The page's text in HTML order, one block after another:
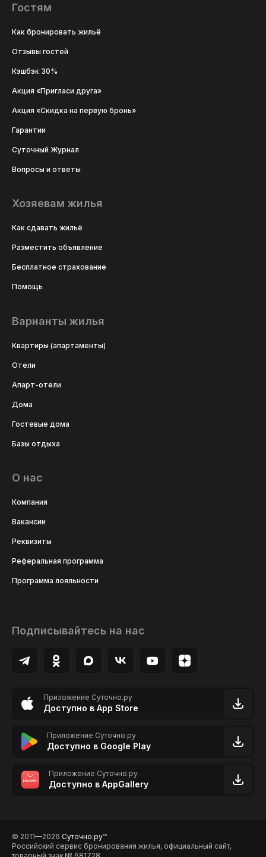
Гостям
Как бронировать жильё
Отзывы гостей
Кэшбэк 30%
Акция «Пригласи друга»
Акция «Скидка на первую бронь»
Гарантии
Суточный Журнал
Вопросы и ответы
Хозяевам жилья
Как сдавать жильё
Разместить объявление
Бесплатное страхование
Помощь
Варианты жилья
Квартиры (апартаменты)
Отели
Апарт-отели
Дома
Гостевые дома
Базы отдыха
О нас
Компания
Вакансии
Реквизиты
Реферальная программа
Программа лояльности
Подписывайтесь на нас
Приложение Суточно.ру
Доступно в App Store
Приложение Суточно.ру
Доступно в Google Play
Приложение Суточно.ру
Доступно в AppGallery
© 2011—2026 Суточно.руTM
Российский сервис бронирования жилья, официальный сайт,